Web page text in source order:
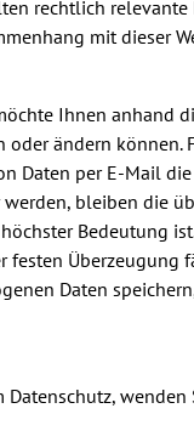
rechtlich
mit dieser
Ihnen anhand
ändern
Daten per E-Mail
bleiben die
Bedeutung
Überzeugung
Daten